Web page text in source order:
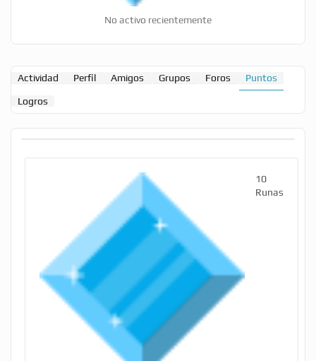
No activo recientemente
Actividad Perfil Amigos Grupos Foros Puntos
Logros
10
Runas